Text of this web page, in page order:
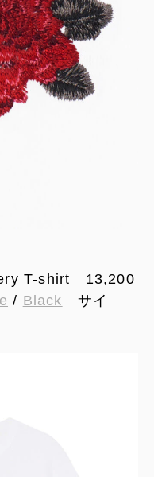
T-shirt 13,200
/ Black サイ